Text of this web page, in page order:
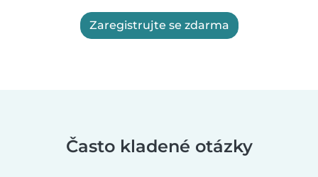
Zaregistrujte se zdarma
Často kladené otázky